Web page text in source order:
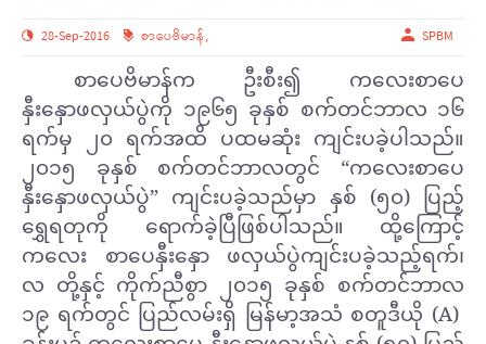
28-Sep-2016 စာပေဗိမာန်, SPBM
စာပေဗိမာန်က ဦးစီး၍ ကလေးစာပေ
နှီးနှောဖလှယ်ပွဲကို ၁၉၆၅ ခုနှစ် စက်တင်ဘာလ ၁၆
ရက်မှ ၂၀ ရက်အထိ ပထမဆုံး ကျင်းပခဲ့ပါသည်။
၂၀၁၅ ခုနှစ် စက်တင်ဘာလတွင် “ကလေးစာပေ
နှီးနှောဖလှယ်ပွဲ” ကျင်းပခဲ့သည်မှာ နှစ် (၅၀) ပြည့်
ရွှေရတုကို ရောက်ခဲ့ပြီဖြစ်ပါသည်။ ထို့ကြောင့်
ကလေး စာပေနှီးနှော ဖလှယ်ပွဲကျင်းပခဲ့သည့်ရက်၊
လ တို့နှင့် ကိုက်ညီစွာ ၂၀၁၅ ခုနှစ် စက်တင်ဘာလ
၁၉ ရက်တွင် ပြည်လမ်းရှိ မြန်မာ့အသံ စတူဒီယို (A)